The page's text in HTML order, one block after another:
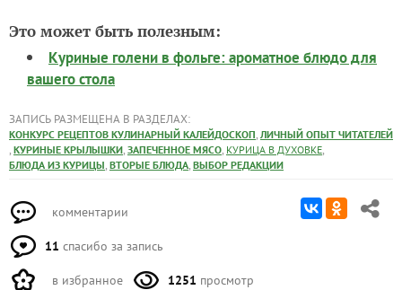
Это может быть полезным:
Куриные голени в фольге: ароматное блюдо для
вашего стола
ЗАПИСЬ РАЗМЕЩЕНА В РАЗДЕЛАХ:
КОНКУРС РЕЦЕПТОВ КУЛИНАРНЫЙ КАЛЕЙДОСКОП, ЛИЧНЫЙ ОПЫТ ЧИТАТЕЛЕЙ
, КУРИНЫЕ КРЫЛЫШКИ, ЗАПЕЧЕННОЕ МЯСО, КУРИЦА В ДУХОВКЕ,
БЛЮДА ИЗ КУРИЦЫ, ВТОРЫЕ БЛЮДА, ВЫБОР РЕДАКЦИИ
комментарии
11 спасибо за запись
в избранное 1251 просмотр